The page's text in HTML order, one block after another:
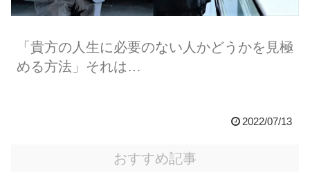
「貴方の人生に必要のない人かどうかを見極
める方法」それは…
2022/07/13
おすすめ記事